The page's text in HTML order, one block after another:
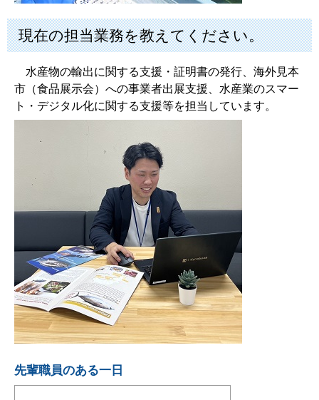
現在の担当業務を教えてください。
水産物の輸出に関する支援・証明書の発行、海外見本
市（食品展示会）への事業者出展支援、水産業のスマー
ト・デジタル化に関する支援等を担当しています。
先輩職員のある一日